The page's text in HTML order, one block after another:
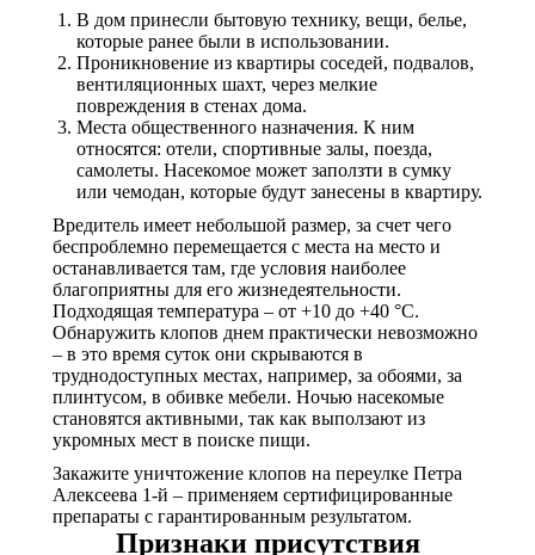
В дом принесли бытовую технику, вещи, белье,
которые ранее были в использовании.
Проникновение из квартиры соседей, подвалов,
вентиляционных шахт, через мелкие
повреждения в стенах дома.
Места общественного назначения. К ним
относятся: отели, спортивные залы, поезда,
самолеты. Насекомое может заползти в сумку
или чемодан, которые будут занесены в квартиру.
Вредитель имеет небольшой размер, за счет чего
беспроблемно перемещается с места на место и
останавливается там, где условия наиболее
благоприятны для его жизнедеятельности.
Подходящая температура – от +10 до +40 °С.
Обнаружить клопов днем практически невозможно
– в это время суток они скрываются в
труднодоступных местах, например, за обоями, за
плинтусом, в обивке мебели. Ночью насекомые
становятся активными, так как выползают из
укромных мест в поиске пищи.
Закажите уничтожение клопов на переулке Петра
Алексеева 1-й – применяем сертифицированные
препараты с гарантированным результатом.
Признаки присутствия